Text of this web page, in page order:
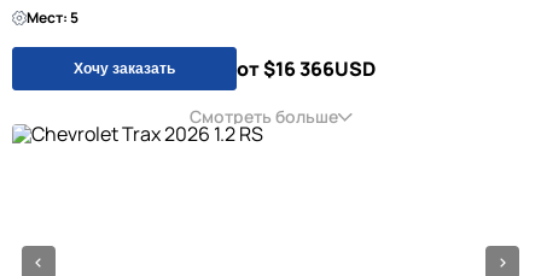
Мест: 5
Хочу заказать от $16 366USD
Смотреть больше